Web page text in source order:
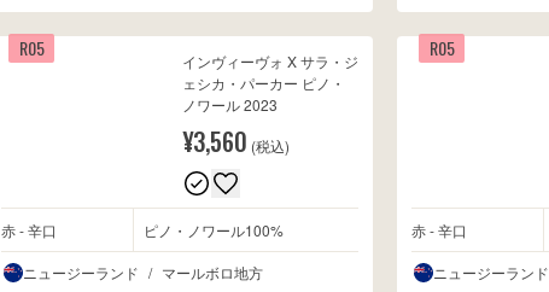
R05
インヴィーヴォ X サラ・ジ
ェシカ・パーカー ピノ・
ノワール 2023
¥3,560 (税込)
赤 - 辛口 ピノ・ノワール100%
ニュージーランド / マールボロ地方
R05
赤 - 辛口
ニュージーランド